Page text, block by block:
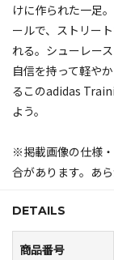
けに作られた一足
ールで、ストリー
れる。シューレー
自信を持って軽や
るこのadidas
よう。
※掲載画像の仕様
合があります。あ
DETAILS
商品番号